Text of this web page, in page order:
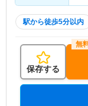
駅から徒歩5分以内
保存する